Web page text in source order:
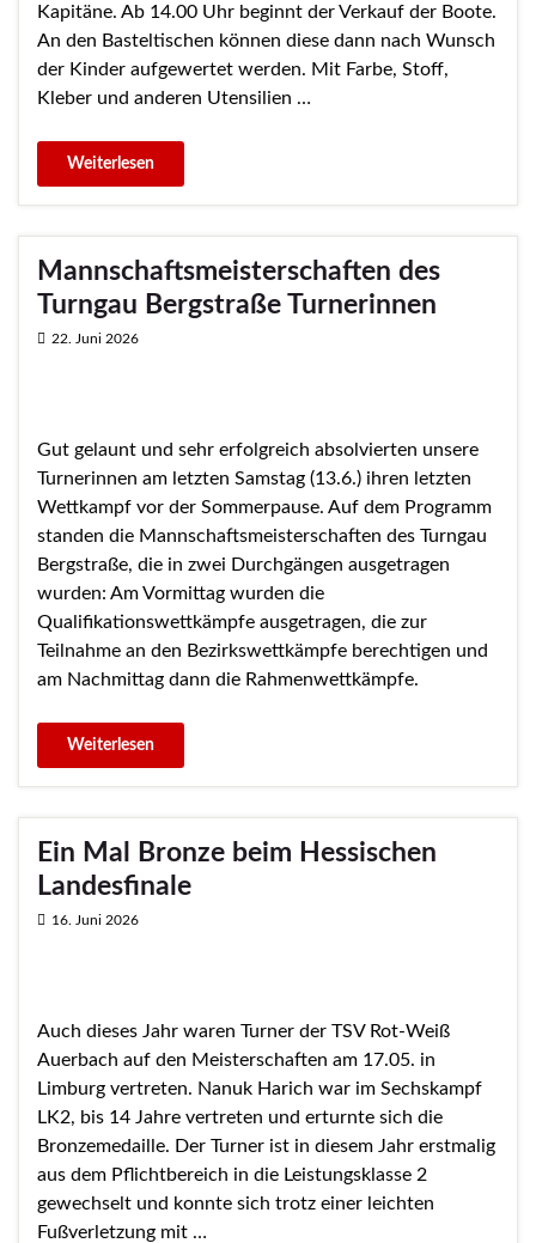
Kapitäne. Ab 14.00 Uhr beginnt der Verkauf der Boote.
An den Basteltischen können diese dann nach Wunsch
der Kinder aufgewertet werden. Mit Farbe, Stoff,
Kleber und anderen Utensilien …
Mannschaftsmeisterschaften des
Turngau Bergstraße Turnerinnen
22. Juni 2026
Gut gelaunt und sehr erfolgreich absolvierten unsere
Turnerinnen am letzten Samstag (13.6.) ihren letzten
Wettkampf vor der Sommerpause. Auf dem Programm
standen die Mannschaftsmeisterschaften des Turngau
Bergstraße, die in zwei Durchgängen ausgetragen
wurden: Am Vormittag wurden die
Qualifikationswettkämpfe ausgetragen, die zur
Teilnahme an den Bezirkswettkämpfe berechtigen und
am Nachmittag dann die Rahmenwettkämpfe.
Ein Mal Bronze beim Hessischen
Landesfinale
16. Juni 2026
Auch dieses Jahr waren Turner der TSV Rot-Weiß
Auerbach auf den Meisterschaften am 17.05. in
Limburg vertreten. Nanuk Harich war im Sechskampf
LK2, bis 14 Jahre vertreten und erturnte sich die
Bronzemedaille. Der Turner ist in diesem Jahr erstmalig
aus dem Pflichtbereich in die Leistungsklasse 2
gewechselt und konnte sich trotz einer leichten
Fußverletzung mit …